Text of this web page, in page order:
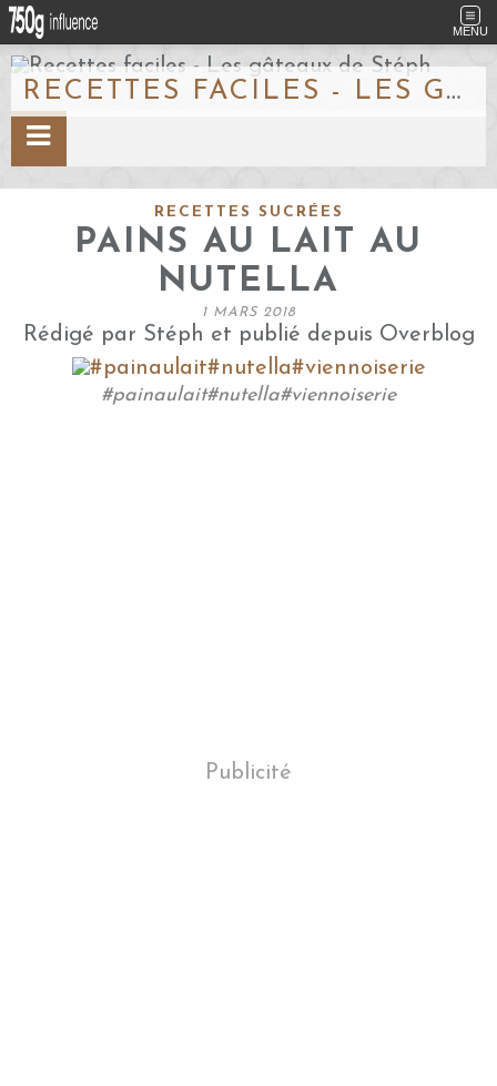
MENU
RECETTES FACILES - LES GÂTEAUX DE STÉPH
RECETTES SUCRÉES
PAINS AU LAIT AU
NUTELLA
1 MARS 2018
Rédigé par Stéph et publié depuis Overblog
#painaulait#nutella#viennoiserie
Publicité